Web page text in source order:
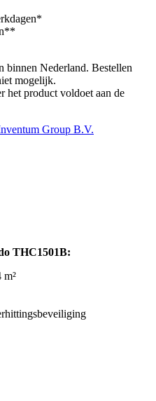
binnen Nederland. Bestellen
mogelijk.
het product voldoet aan de
Group B.V.
THC1501B:
m²